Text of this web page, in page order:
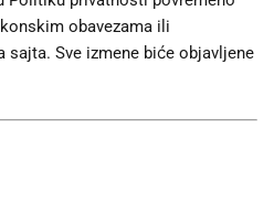
obavezama ili
sajta. Sve izmene biće objavljene